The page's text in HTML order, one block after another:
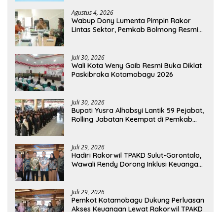
Agustus 4, 2026
Wabup Dony Lumenta Pimpin Rakor
Lintas Sektor, Pemkab Bolmong Resmi
Juli 30, 2026
Wali Kota Weny Gaib Resmi Buka Diklat
Paskibraka Kotamobagu 2026
Juli 30, 2026
Bupati Yusra Alhabsyi Lantik 59 Pejabat,
Rolling Jabatan Keempat di Pemkab
Juli 29, 2026
Hadiri Rakorwil TPAKD Sulut-Gorontalo,
Wawali Rendy Dorong Inklusi Keuangan
Juli 29, 2026
Pemkot Kotamobagu Dukung Perluasan
Akses Keuangan Lewat Rakorwil TPAKD